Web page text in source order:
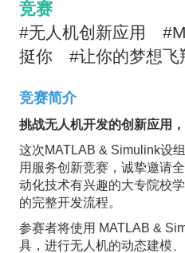
竞赛
#无人机创新应用
挺你 #让你的梦想飞
竞赛简介
挑战无人机开发的创新应用
这次MATLAB & Simulink设
用服务创新竞赛，诚挚邀请
动化技术有兴趣的大专院校
的完整开发流程。
参赛者将使用 MATLAB &
具，进行无人机的动态建模